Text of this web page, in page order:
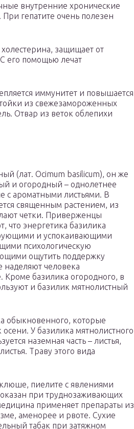
внутренние хронические
гепатите очень полезен
защищает от
С его помощью лечат
иммунитет и повышается
из свежезамороженных
Отвар из веток облепихи
(лат. Ocimum basilicum), он же
и огородный – однолетнее
с ароматными листьями. В
священным растением, из
четки. Приверженцы
что энергетика базилика
и успокаивающими
психологическую
ощутить поддержку
человека
Кроме базилика огородного, в
и базилик мятнолистный
обыкновенного, которые
У базилика мятнолистного
наземная часть – листья,
Траву этого вида
пиелите с явлениями
при труднозаживающих
применяет препараты из
аменорее и рвоте. Сухие
табак при затяжном